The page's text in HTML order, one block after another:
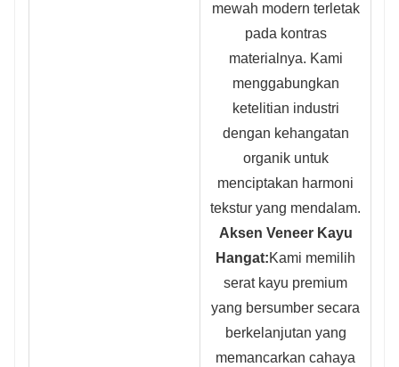
mewah modern terletak
pada kontras
materialnya. Kami
menggabungkan
ketelitian industri
dengan kehangatan
organik untuk
menciptakan harmoni
tekstur yang mendalam.
Aksen Veneer Kayu
Hangat:Kami memilih
serat kayu premium
yang bersumber secara
berkelanjutan yang
memancarkan cahaya